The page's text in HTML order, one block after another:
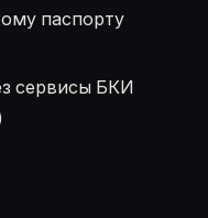
паспорту
сервисы БКИ